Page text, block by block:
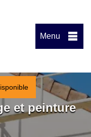
Menu
et peinture